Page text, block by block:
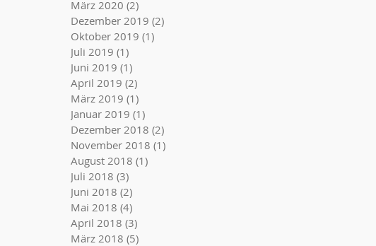
März 2020 (2)
Dezember 2019 (2)
Oktober 2019 (1)
Juli 2019 (1)
Juni 2019 (1)
April 2019 (2)
März 2019 (1)
Januar 2019 (1)
Dezember 2018 (2)
November 2018 (1)
August 2018 (1)
Juli 2018 (3)
Juni 2018 (2)
Mai 2018 (4)
April 2018 (3)
März 2018 (5)